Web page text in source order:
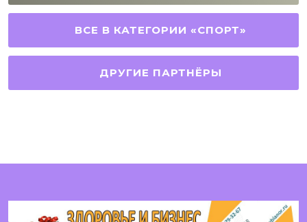
ВСЕ В КАТЕГОРИИ «СПОРТ»
ДРУГИЕ ПАРТНЁРЫ